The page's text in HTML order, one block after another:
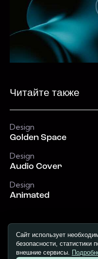
Читайте также
Design
Golden Space
Design
Audio Cover
Design
Animated
Copyright ©
Сайт использует
безопасности, статистики
внешние сервисы.